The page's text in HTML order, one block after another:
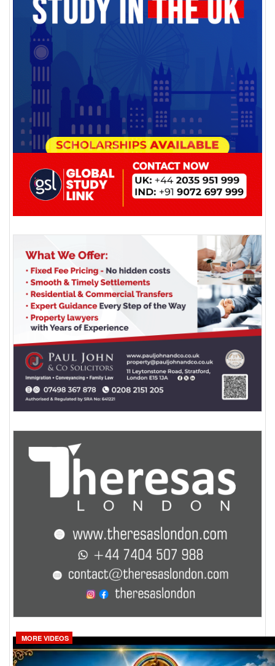
MORE VIDEOS